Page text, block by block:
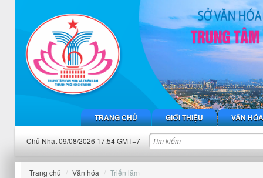
TRANG CHỦ GIỚI THIỆU VĂN HÓA
Chủ Nhật 09/08/2026 17:54 GMT+7
Trang chủ Văn hóa Triển lãm